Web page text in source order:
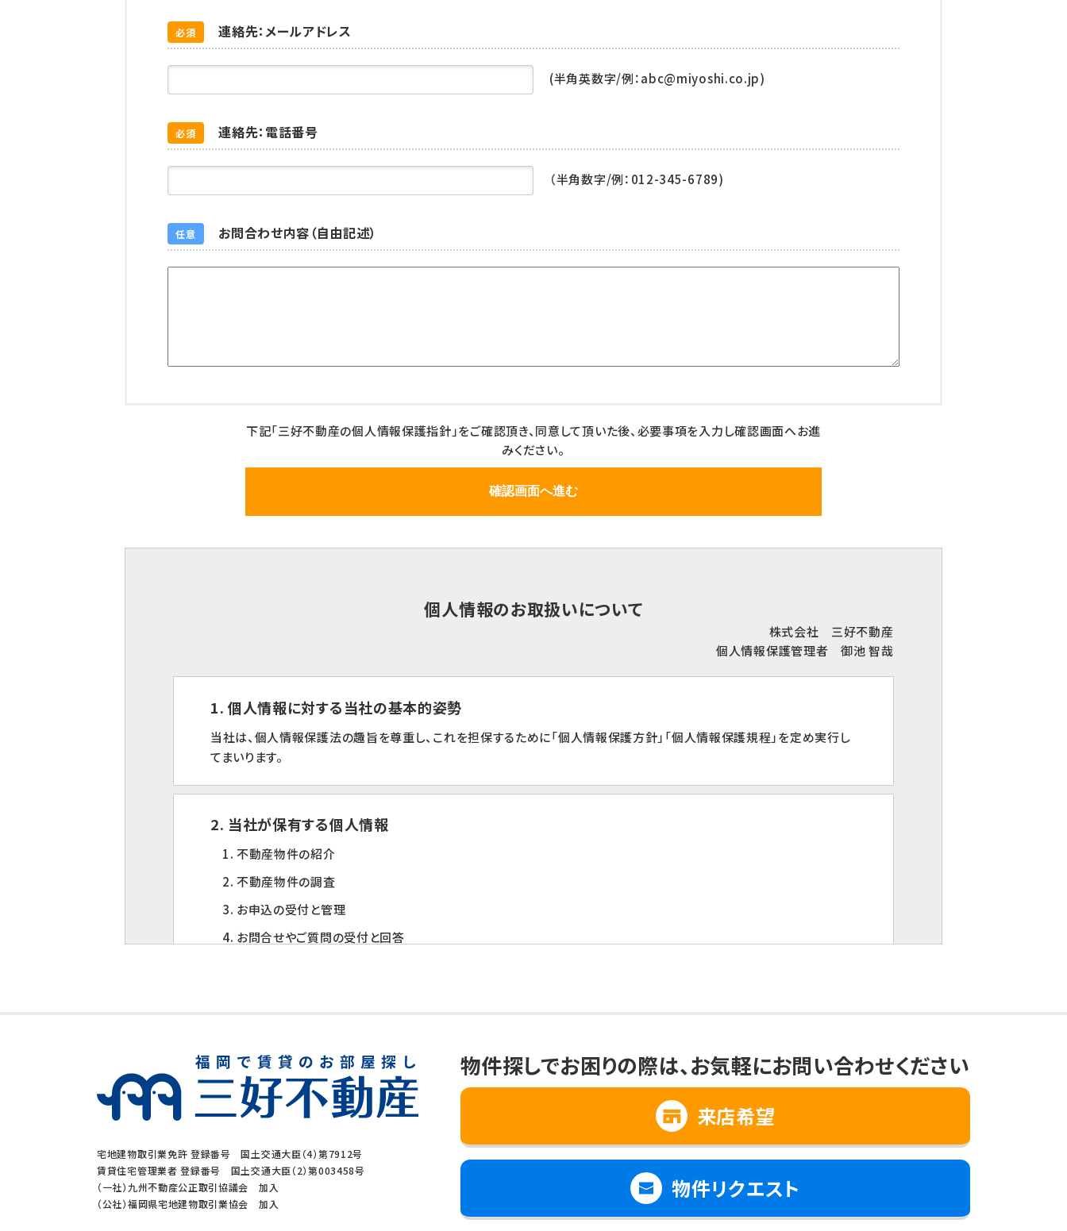
連絡先：メールアドレス
必須
(半角英数字/例：abc@miyoshi.co.jp)
連絡先：電話番号
必須
（半角数字/例：012-345-6789)
お問合わせ内容（自由記述）
任意
下記「三好不動産の個人情報保護指針」をご確認頂き、同意して頂いた後、必要事項を入力し確認画面へお進
みください。
個人情報のお取扱いについて
株式会社 三好不動産
個人情報保護管理者 御池 智哉
1. 個人情報に対する当社の基本的姿勢
当社は、個人情報保護法の趣旨を尊重し、これを担保するために「個人情報保護方針」「個人情報保護規程」を定め実行し
てまいります。
2. 当社が保有する個人情報
1. 不動産物件の紹介
2. 不動産物件の調査
3. お申込の受付と管理
4. お問合せやご質問の受付と回答
3. 個人情報の第三者への提供について
当社は、下記の場合を除いて個人情報を第三者に提供することはありません。
1. ご本人の同意がある場合
3. 利用目的の範囲内で個人情報の取扱いの全部又は一部を委託する場合
4. 人の生命、身体又は財産の保護のために必要で、ご本人の同意を得ることが難しいとき
5. 公衆衛生の向上、児童の健全な育成のために必要で、ご本人の同意を得ることが難しいとき
宅地建物取引業免許 登録番号 国土交通大臣（4）第7912号
賃貸住宅管理業者 登録番号 国土交通大臣（2）第003458号
（一社）九州不動産公正取引協議会 加入
（公社）福岡県宅地建物取引業協会 加入
物件探しでお困りの際は、お気軽にお問い合わせください
来店希望
物件リクエスト